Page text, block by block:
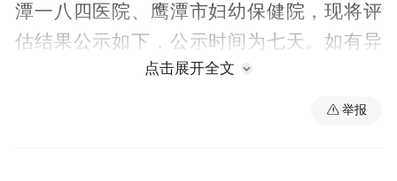
潭一八四医院、鹰潭市妇幼保健院，现将评
估结果公示如下，公示时间为七天。如有异
议，请向市医疗保险基金管理中心反映，电
话：0701-6275379。具体遴选名单及病种见
点击展开全文
举报